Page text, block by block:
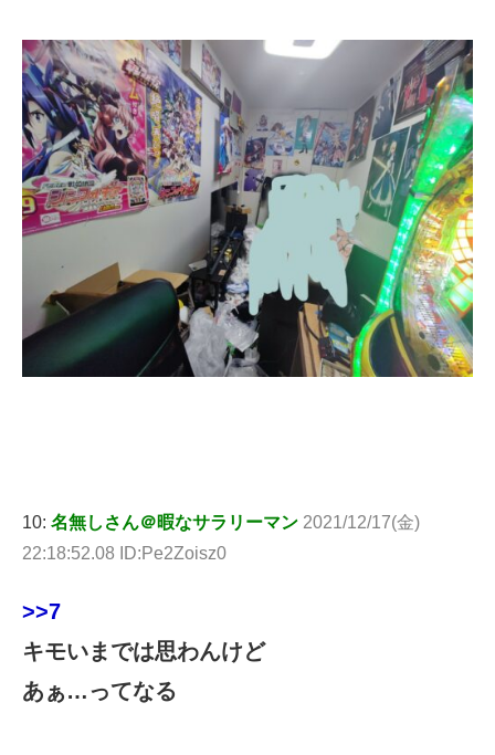
10: 名無しさん＠暇なサラリーマン 2021/12/17(金)
22:18:52.08 ID:Pe2Zoisz0
>>7
キモいまでは思わんけど
あぁ…ってなる